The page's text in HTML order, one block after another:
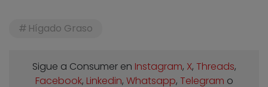
Hígado Graso
Sigue a Consumer en Instagram, X, Threads,
Facebook, Linkedin, Whatsapp, Telegram o